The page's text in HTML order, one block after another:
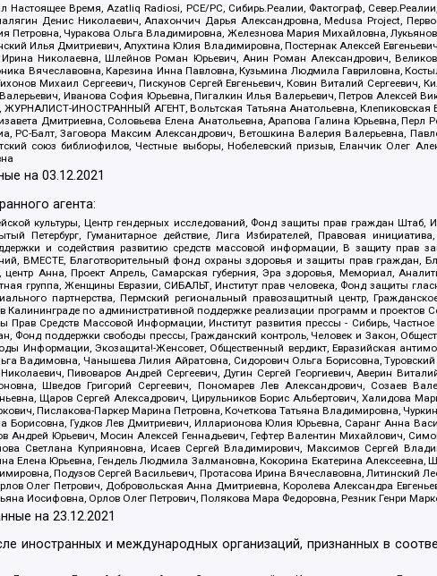
Время, Azatliq Radiosi, PCE/PC, Сибирь.Реалии, Фактограф,
Денис Николаевич, Апахончич Дарья Александровна, Medusa Project,
Чуракова Ольга Владимировна, Железнова Мария Михайловна,
Илья Дмитриевич, Апухтина Юлия Владимировна, Постернак Алексей
Николаевна, Шлейнов Роман Юрьевич, Анин Роман Александрович,
Вячеславовна, Карезина Инна Павловна, Кузьмина Людмила Гавриловна,
Михаил Сергеевич, Пискунов Сергей Евгеньевич, Ковин Виталий Сергеевич,
Иванова София Юрьевна, Пигалкин Илья Валерьевич, Петров Алексей
ЖУРНАЛИСТ-ИНОСТРАННЫЙ АГЕНТ, Вольтская Татьяна Анатольевна,
Дмитриевна, Соловьева Елена Анатольевна, Арапова Галина Юрьевна,
Балт, Заговора Максим Александрович, Ветошкина Валерия Валерьевна,
союз библиофилов, Честные выборы, Нобелевский призыв, Еланчик Олег
на03.12.2021
агента:
культуры, Центр гендерных исследований, Фонд защиты прав граждан Штаб,
Гуманитарное действие, Лига Избирателей, Правовая инициатива,
и содействия развитию средств массовой информации, В защиту прав
ВМЕСТЕ, Благотворительный фонд охраны здоровья и защиты прав
центр Анна, Проект Апрель, Самарская губерния, Эра здоровья, Мемориал,
группа, Женщины Евразии, СИБАЛЬТ, Институт прав человека, Фонд защиты
партнерства, Пермский региональный правозащитный центр,
по административной поддержке реализации программ и проектов
Прав Средств Массовой Информации, Институт развития прессы - Сибирь,
Фонд поддержки свободы прессы, Гражданский контроль, Человек и Закон,
Информации, Экозащита!-Женсовет, Общественный вердикт, Евразийская
Вадимовна, Чанышева Лилия Айратовна, Сидорович Ольга Борисовна, Туровский
Пивоваров Андрей Сергеевич, Дугин Сергей Георгиевич, Аверин
Шведов Григорий Сергеевич, Пономарев Лев Александрович, Созаев
Щаров Сергей Алексадрович, Цирульников Борис Альбертович, Халидова
Пислакова-Паркер Марина Петровна, Кочеткова Татьяна Владимировна,
Борисовна, Гудков Лев Дмитриевич, Илларионова Юлия Юрьевна, Саранг Анна
Юрьевич, Мосин Алексей Геннадьевич, Гефтер Валентин Михайлович,
Светлана Куприяновна, Исаев Сергей Владимирович, Максимов Сергей
Елена Юрьевна, Гендель Людмила Залмановна, Кокорина Екатерина
Подузов Сергей Васильевич, Протасова Ирина Вячеславовна, Литинский
Олег Петрович, Добровольская Анна Дмитриевна, Королева Александра
Иосифовна, Орлов Олег Петрович, Полякова Мара Федоровна, Резник Генри
на23.12.2021
иностранных и международных организаций, признанных в